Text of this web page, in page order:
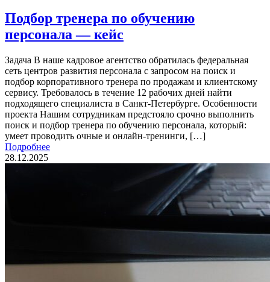
Подбор тренера по обучению
персонала — кейс
Задача В наше кадровое агентство обратилась федеральная
сеть центров развития персонала с запросом на поиск и
подбор корпоративного тренера по продажам и клиентскому
сервису. Требовалось в течение 12 рабочих дней найти
подходящего специалиста в Санкт-Петербурге. Особенности
проекта Нашим сотрудникам предстояло срочно выполнить
поиск и подбор тренера по обучению персонала, который:
умеет проводить очные и онлайн-тренинги, […]
Подробнее
28.12.2025